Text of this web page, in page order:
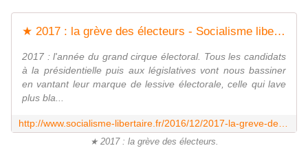
★ 2017 : la grève des électeurs - Socialisme libertaire
2017 : l'année du grand cirque électoral. Tous les candidats
à la présidentielle puis aux législatives vont nous bassiner
en vantant leur marque de lessive électorale, celle qui lave
plus bla...
★ 2017 : la grève des électeurs.